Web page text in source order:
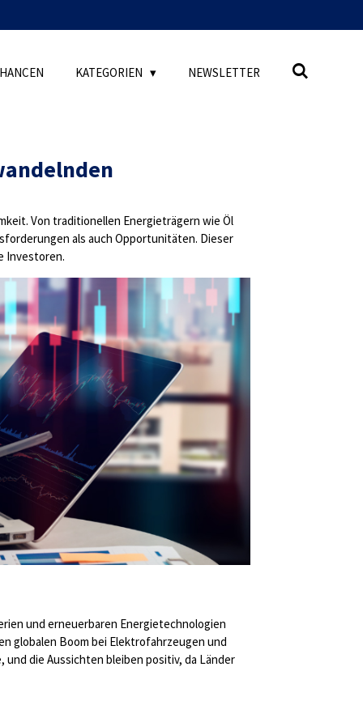
KATEGORIEN NEWSLETTER
Von traditionellen Energieträgern wie Öl
als auch Opportunitäten. Dieser
Investoren.
und erneuerbaren Energietechnologien
globalen Boom bei Elektrofahrzeugen und
die Aussichten bleiben positiv, da Länder